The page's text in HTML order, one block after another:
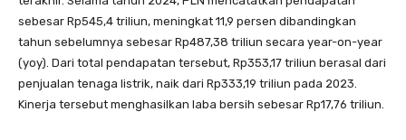
sebesar Rp545,4 triliun, meningkat 11,9 persen dibandingkan
tahun sebelumnya sebesar Rp487,38 triliun secara year-on-year
(yoy). Dari total pendapatan tersebut, Rp353,17 triliun berasal dari
penjualan tenaga listrik, naik dari Rp333,19 triliun pada 2023.
Kinerja tersebut menghasilkan laba bersih sebesar Rp17,76 triliun.